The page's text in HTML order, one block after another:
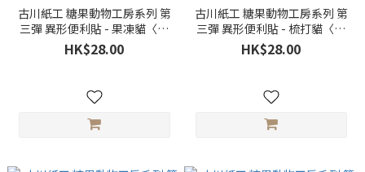
古川紙工 糖果動物工房系列 第
三彈 異形便利貼 - 果凍貓〈夏
季限定〉
HK$28.00
古川紙工 糖果動物工房系列 第
三彈 異形便利貼 - 梳打貓〈夏
季限定〉
HK$28.00